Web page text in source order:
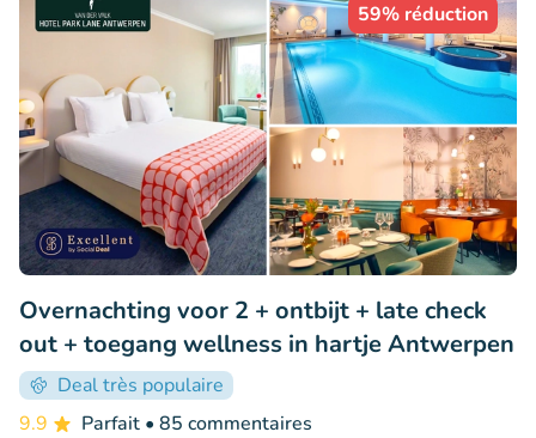
59% réduction
Overnachting voor 2 + ontbijt + late check
out + toegang wellness in hartje Antwerpen
Deal très populaire
9.9
Parfait • 85 commentaires